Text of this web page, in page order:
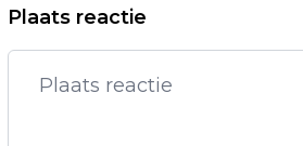
Vorig artikel
PAUL MCCARTNEY
AAN DAVID HOCKNEY
Plaats reactie